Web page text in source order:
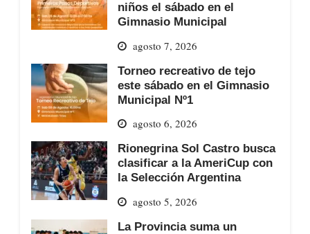
niños el sábado en el
Gimnasio Municipal
agosto 7, 2026
Torneo recreativo de tejo
este sábado en el Gimnasio
Municipal Nº1
agosto 6, 2026
Rionegrina Sol Castro busca
clasificar a la AmeriCup con
la Selección Argentina
agosto 5, 2026
La Provincia suma un